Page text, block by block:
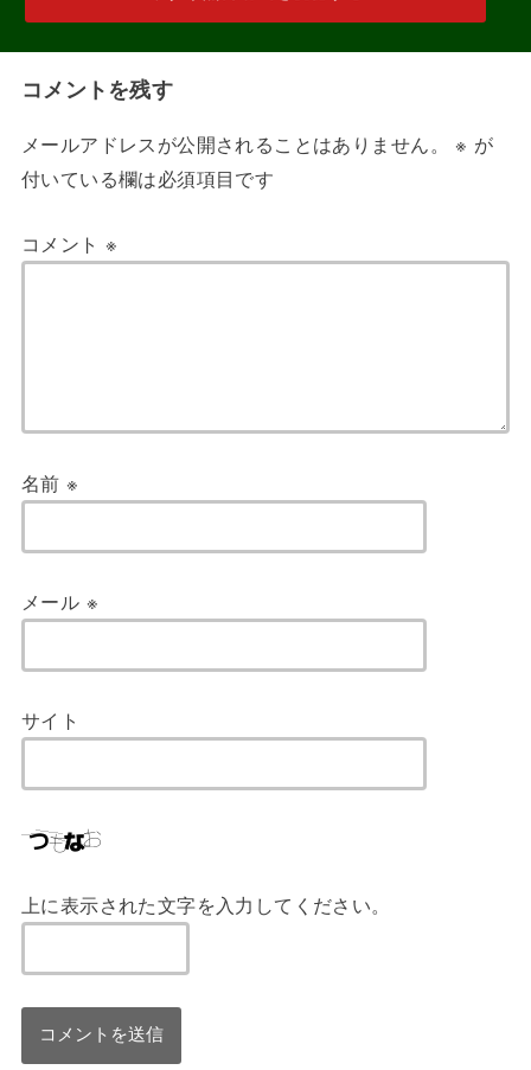
コメントを残す
メールアドレスが公開されることはありません。 ※ が
付いている欄は必須項目です
コメント ※
名前※
メール ※
サイト
上に表示された文字を入力してください。